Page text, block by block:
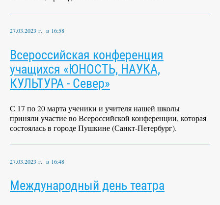
27.03.2023 г. в 16:58
Всероссийская конференция
учащихся «ЮНОСТЬ, НАУКА,
КУЛЬТУРА - Север»
С 17 по 20 марта ученики и учителя нашей школы
приняли участие во Всероссийской конференции, которая
состоялась в городе Пушкине (Санкт-Петербург).
27.03.2023 г. в 16:48
Международный день театра